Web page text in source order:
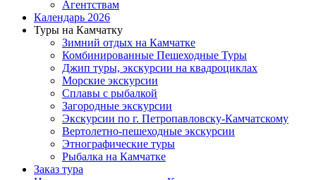
Агентствам
Календарь 2026
Туры на Камчатку
Зимний отдых на Камчатке
Комбинированные Пешеходные Туры
Джип туры, экскурсии на квадроциклах
Морские экскурсии
Сплавы с рыбалкой
Загородные экскурсии
Экскурсии по г. Петропавловску-Камчатскому
Вертолетно-пешеходные экскурсии
Этнографические туры
Рыбалка на Камчатке
Заказ тура